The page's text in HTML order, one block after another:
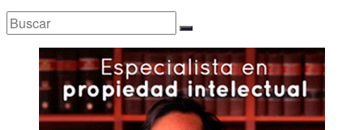
Buscar